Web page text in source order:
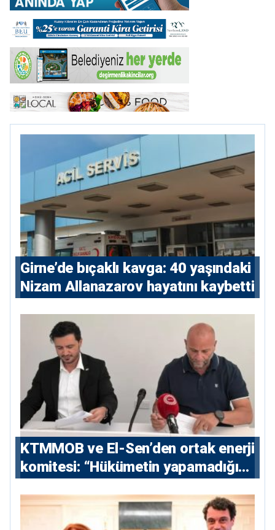
Girne’de bıçaklı kavga: 40 yaşındaki
Nizam Allanazarov hayatını kaybetti
KTMMOB ve El-Sen’den ortak enerji
komitesi: “Hükümetin yapamadığını